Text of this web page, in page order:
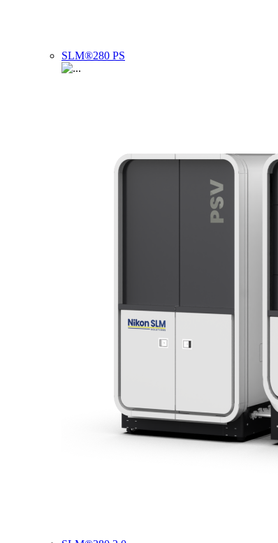
SLM®280 PS